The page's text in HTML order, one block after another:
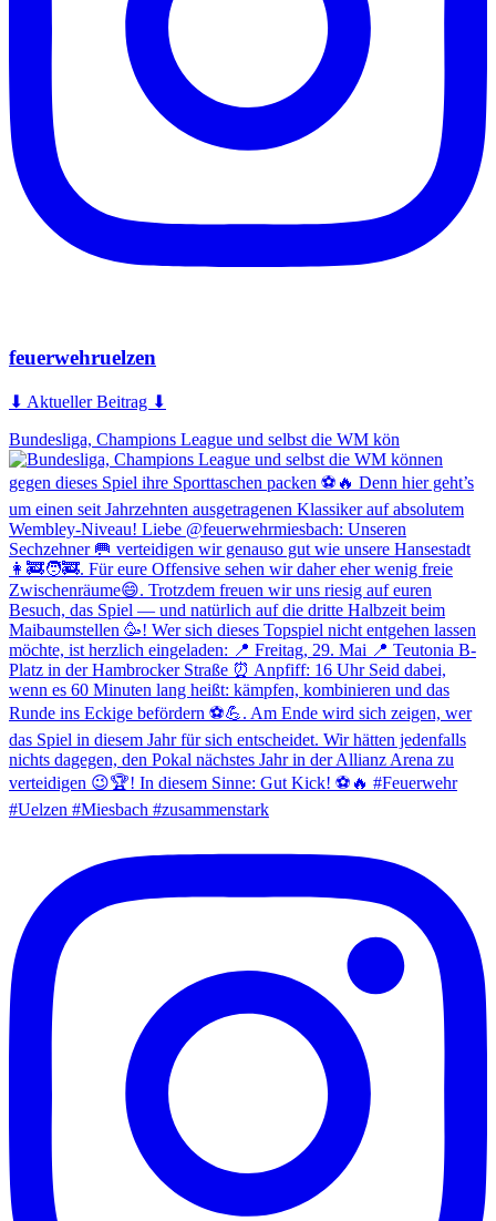
feuerwehruelzen
⬇ Aktueller Beitrag ⬇
Bundesliga, Champions League und selbst die WM kön